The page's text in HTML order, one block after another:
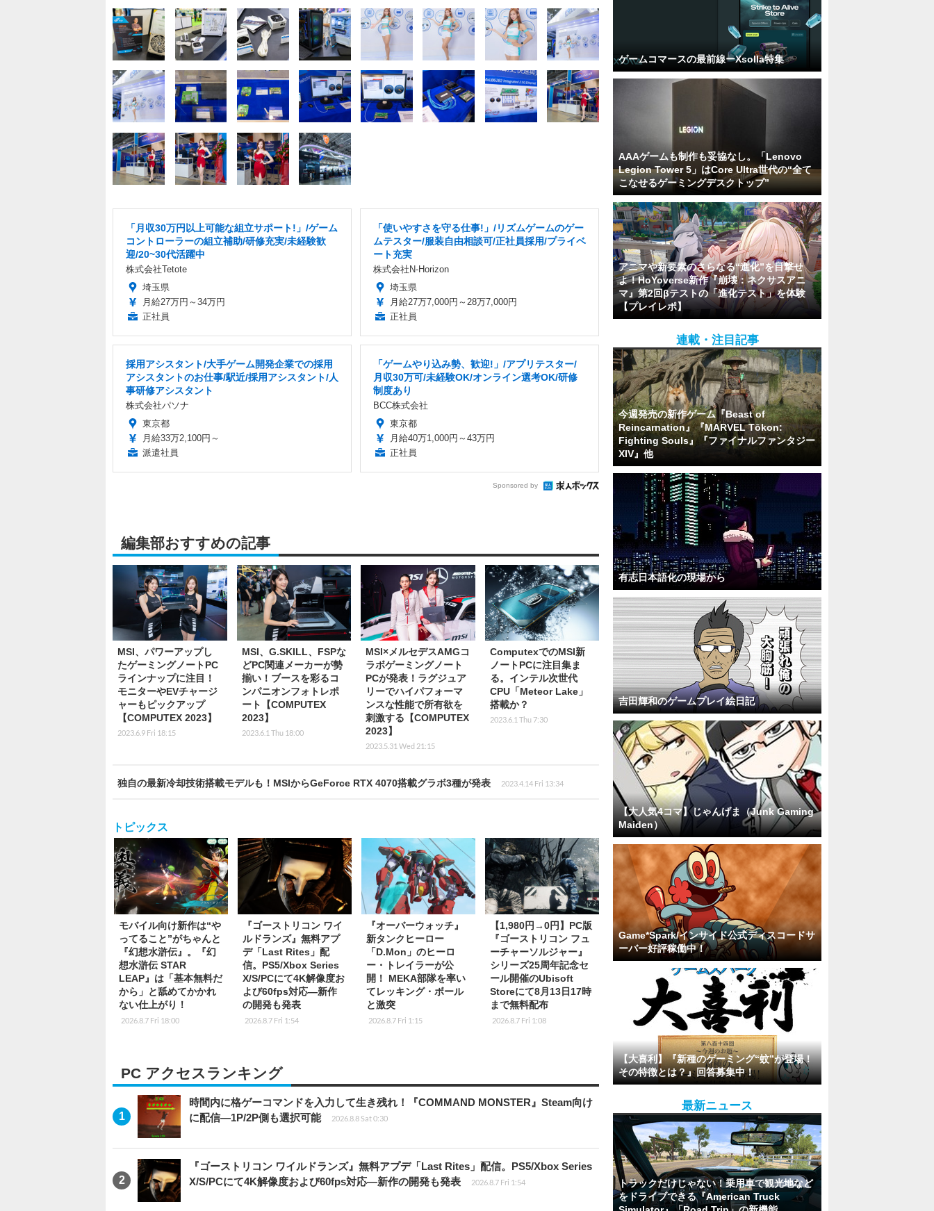
「月収30万円以上可能な組立サポート!」/ゲーム
コントローラーの組立補助/研修充実/未経験歓
迎/20~30代活躍中
株式会社Tetote
埼玉県
月給27万円～34万円
正社員
「使いやすさを守る仕事!」/リズムゲームのゲー
ムテスター/服装自由相談可/正社員採用/プライベ
ート充実
株式会社N-Horizon
埼玉県
月給27万7,000円～28万7,000円
正社員
採用アシスタント/大手ゲーム開発企業での採用
アシスタントのお仕事/駅近/採用アシスタント/人
事研修アシスタント
株式会社パソナ
東京都
月給33万2,100円～
派遣社員
「ゲームやり込み勢、歓迎!」/アプリテスター/
月収30万可/未経験OK/オンライン選考OK/研修
制度あり
BCC株式会社
東京都
月給40万1,000円～43万円
正社員
Sponsored by
編集部おすすめの記事
MSI、パワーアップし
たゲーミングノートPC
ラインナップに注目！
モニターやEVチャージ
ャーもピックアップ
【COMPUTEX 2023】
2023.6.9 Fri 18:15
MSI、G.SKILL、FSPな
どPC関連メーカーが勢
揃い！ブースを彩るコ
ンパニオンフォトレポ
ート【COMPUTEX
2023】
2023.6.1 Thu 18:00
MSI×メルセデスAMGコ
ラボゲーミングノート
PCが発表！ラグジュア
リーでハイパフォーマ
ンスな性能で所有欲を
刺激する【COMPUTEX
2023】
2023.5.31 Wed 21:15
ComputexでのMSI新
ノートPCに注目集ま
る。インテル次世代
CPU「Meteor Lake」
搭載か？
2023.6.1 Thu 7:30
独自の最新冷却技術搭載モデルも！MSIからGeForce RTX 4070搭載グラボ3種が発表 2023.4.14 Fri 13:34
トピックス
モバイル向け新作は“や
ってること”がちゃんと
『幻想水滸伝』。『幻
想水滸伝 STAR
LEAP』は「基本無料だ
から」と舐めてかかれ
ない仕上がり！
2026.8.7 Fri 18:00
『ゴーストリコン ワイ
ルドランズ』無料アプ
デ「Last Rites」配
信。PS5/Xbox Series
X/S/PCにて4K解像度お
よび60fps対応―新作
の開発も発表
2026.8.7 Fri 1:54
『オーバーウォッチ』
新タンクヒーロー
「D.Mon」のヒーロ
ー・トレイラーが公
開！ MEKA部隊を率い
てレッキング・ボール
と激突
2026.8.7 Fri 1:15
【1,980円→0円】PC版
『ゴーストリコン フュ
ーチャーソルジャー』
シリーズ25周年記念セ
ール開催のUbisoft
Storeにて8月13日17時
まで無料配布
2026.8.7 Fri 1:08
PC アクセスランキング
時間内に格ゲーコマンドを入力して生き残れ！『COMMAND MONSTER』Steam向け
に配信―1P/2P側も選択可能
2026.8.8 Sat 0:30
『ゴーストリコン ワイルドランズ』無料アプデ「Last Rites」配信。PS5/Xbox Series
X/S/PCにて4K解像度および60fps対応―新作の開発も発表
2026.8.7 Fri 1:54
ゲームコマースの最前線ーXsolla特集
AAAゲームも制作も妥協なし。「Lenovo
Legion Tower 5」はCore Ultra世代の“全て
こなせるゲーミングデスクトップ”
アニマや新要素のさらなる“進化”を目撃せ
よ！HoYoverse新作『崩壊：ネクサスアニ
マ』第2回βテストの「進化テスト」を体験
【プレイレポ】
連載・注目記事
今週発売の新作ゲーム『Beast of
Reincarnation』『MARVEL Tōkon:
Fighting Souls』『ファイナルファンタジー
XIV』他
有志日本語化の現場から
吉田輝和のゲームプレイ絵日記
【大人気4コマ】じゃんげま（Junk Gaming
Maiden）
Game*Spark/インサイド公式ディスコードサ
ーバー好評稼働中！
【大喜利】『新種のゲーミング“蚊”が登場！
その特徴とは？』回答募集中！
最新ニュース
トラックだけじゃない！乗用車で観光地など
をドライブできる『American Truck